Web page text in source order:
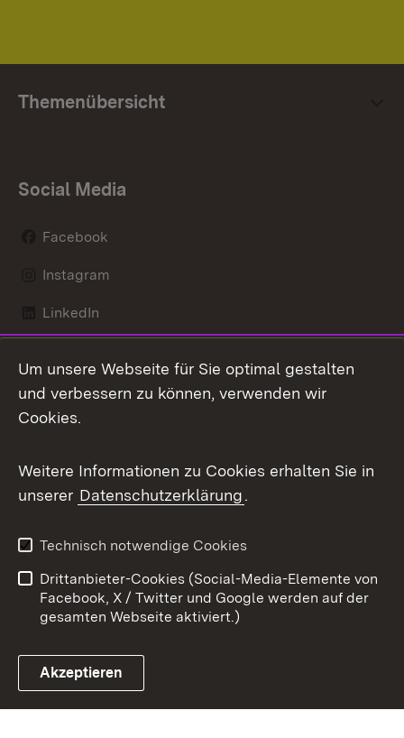
Themenübersicht
Social Media
Facebook
Instagram
LinkedIn
X / Twitter
Youtube
Link zum Landesportal
Kontakt
Datenschutz
Barrierefreiheit
Impressum
Cookies
Um unsere Webseite für Sie optimal gestalten
und verbessern zu können, verwenden wir
Cookies.
Weitere Informationen zu Cookies erhalten Sie in
unserer Datenschutzerklärung.
Technisch notwendige Cookies
Drittanbieter-Cookies (Social-Media-Elemente von
Facebook, X / Twitter und Google werden auf der
gesamten Webseite aktiviert.)
Akzeptieren